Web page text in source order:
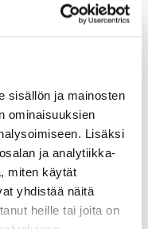
sisällön ja mainosten
ominaisuuksien
Lisäksi
ja analytiikka-
miten käytät
yhdistää näitä
heille tai joita on
AHK-
on Saksan
AHK-verkosto